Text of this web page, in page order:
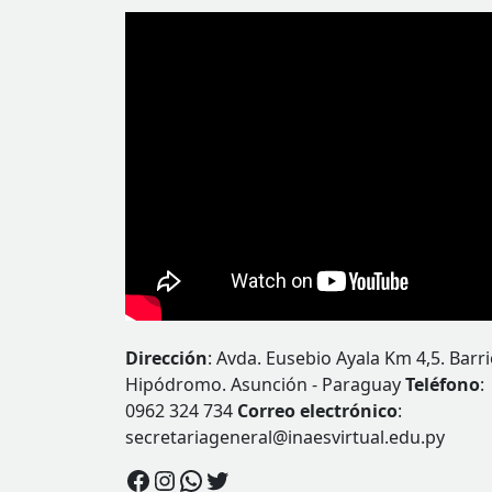
Dirección: Avda. Eusebio Ayala Km 4,5.
Hipódromo. Asunción - ParaguayTeléfono:
0962 324 734 Correo electrónico:
secretariageneral@inaesvirtual.edu.py
Facebook
Instagram
WhatsApp
Twitter